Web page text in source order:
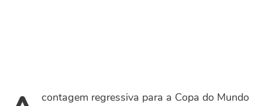
contagem regressiva para a Copa do Mundo